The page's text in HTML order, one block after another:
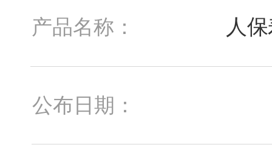
产品名称： 人
公布日期：